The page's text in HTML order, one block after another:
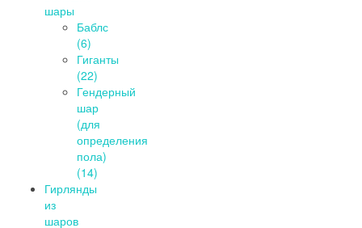
шары
Баблс
(6)
Гиганты
(22)
Гендерный
шар
(для
определения
пола)
(14)
Гирлянды
из
шаров